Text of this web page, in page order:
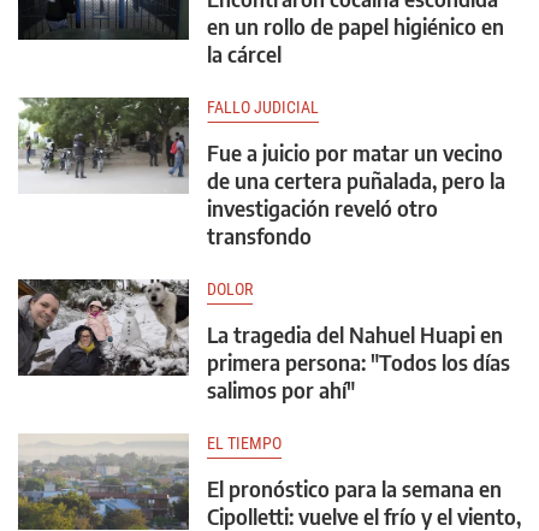
en un rollo de papel higiénico en
la cárcel
FALLO JUDICIAL
Fue a juicio por matar un vecino
de una certera puñalada, pero la
investigación reveló otro
transfondo
DOLOR
La tragedia del Nahuel Huapi en
primera persona: "Todos los días
salimos por ahí"
EL TIEMPO
El pronóstico para la semana en
Cipolletti: vuelve el frío y el viento,